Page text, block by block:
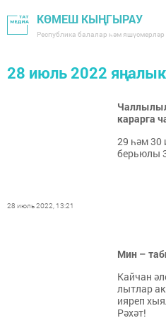
КӨМЕШ КЫҢГЫРАУ
Республика балалар һәм яшүсмерләр
28 июль 2022
карарга
29 һәм
берьюлы
28 июль 2022, 13:21
Мин –
Кай­чан
лыт­лар
ия­реп
Рә­хәт!